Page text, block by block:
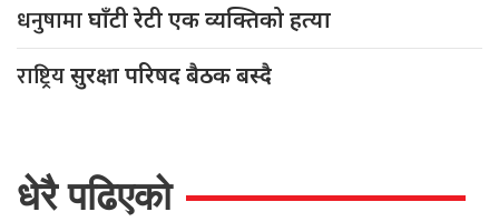
धनुषामाघाँटी रेटी एक व्यक्तिको हत्या
राष्ट्रियसुरक्षा परिषद बैठक बस्दै
धेरै पढिएको